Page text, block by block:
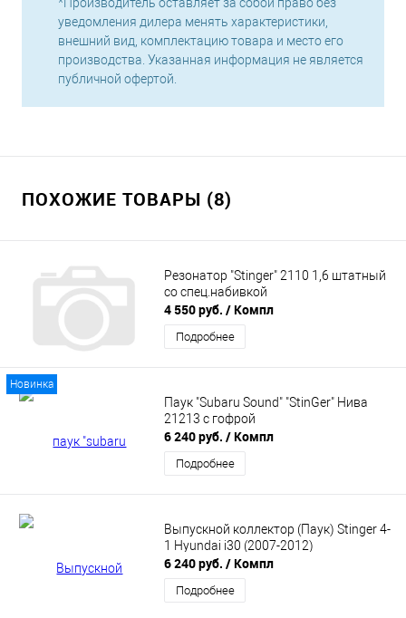
*Производитель оставляет за собой право без
уведомления дилера менять характеристики,
внешний вид, комплектацию товара и место его
производства. Указанная информация не является
публичной офертой.
ПОХОЖИЕ ТОВАРЫ (8)
Резонатор "Stinger" 2110 1,6 штатный
со спец.набивкой
4 550 руб. / Компл
Подробнее
Новинка
Паук "Subaru Sound" "StinGer" Нива
21213 с гофрой
6 240 руб. / Компл
Подробнее
Выпускной коллектор (Паук) Stinger 4-
1 Hyundai i30 (2007-2012)
6 240 руб. / Компл
Подробнее